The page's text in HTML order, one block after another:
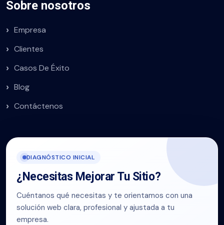
Sobre nosotros
Empresa
Clientes
Casos De Éxito
Blog
Contáctenos
DIAGNÓSTICO INICIAL
¿Necesitas Mejorar Tu Sitio?
Cuéntanos qué necesitas y te orientamos con una
solución web clara, profesional y ajustada a tu
empresa.